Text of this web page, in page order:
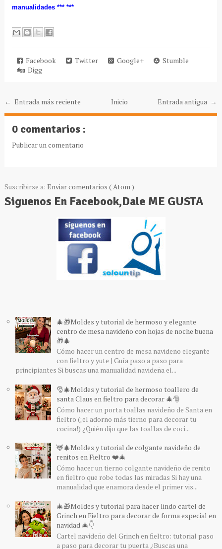
manualidades ******
Facebook Twitter Google+
Stumble
Digg
← Entrada más reciente Entrada antigua →
Inicio
0 comentarios :
Publicar un comentario
Suscribirse a: Enviar comentarios ( Atom )
Siguenos En Facebook,Dale ME GUSTA
🎄🎁Moldes y tutorial de hermoso y elegante
centro de mesa navideño con hojas de noche buena
🎁🎄
Cómo hacer un centro de mesa navideño elegante
con fieltro y yute | Guía paso a paso para
principiantes Si buscas una manualidad navideña el...
🎅🎄Moldes y tutorial de hermoso toallero de
santa Claus en fieltro para decorar 🎄🎅
Cómo hacer un porta toallas navideño de Santa en
fieltro (¡el adorno más tierno para decorar tu
cocina!) ¿Quién dijo que las toallas de coci...
🦌🎄Moldes y tutorial de colgante navideño de
renitos en Fieltro ❤️🎄
Cómo hacer un tierno colgante navideño de renito
en fieltro que robe todas las miradas Si hay una
manualidad que enamora desde el primer vis...
🎄🎁Moldes y tutorial para hacer lindo cartel de
Grinch en Fieltro para decorar de forma especial en
navidad 🎄👇
Cartel navideño del Grinch en fieltro: tutorial paso
a paso para decorar tu puerta ¿Buscas una